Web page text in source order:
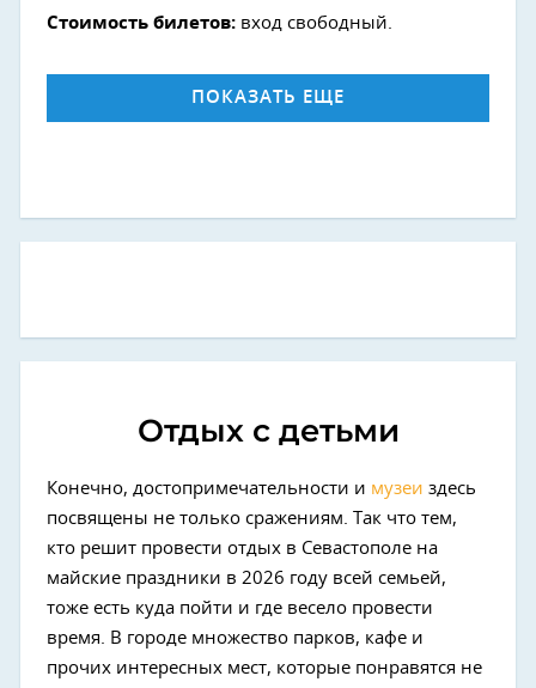
Стоимость билетов: вход свободный.
ПОКАЗАТЬ ЕЩЕ
Отдых с детьми
Конечно, достопримечательности и музеи здесь
посвящены не только сражениям. Так что тем,
кто решит провести отдых в Севастополе на
майские праздники в 2026 году всей семьей,
тоже есть куда пойти и где весело провести
время. В городе множество парков, кафе и
прочих интересных мест, которые понравятся не